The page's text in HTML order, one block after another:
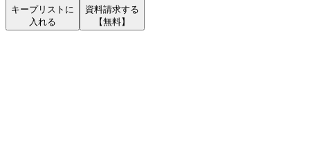
キープリストに
入れる
資料請求する
【無料】